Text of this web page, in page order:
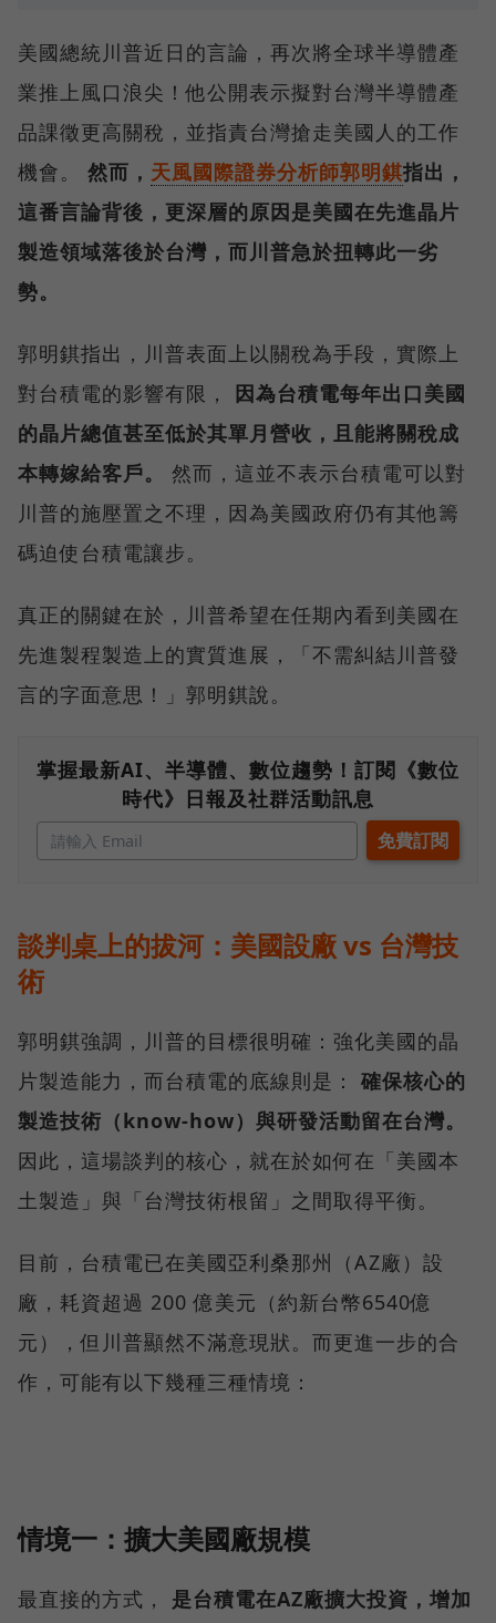
美國總統川普近日的言論，再次將全球半導體產
業推上風口浪尖！他公開表示擬對台灣半導體產
品課徵更高關稅，並指責台灣搶走美國人的工作
機會。 然而， 天風國際證券分析師郭明錤指出，
這番言論背後，更深層的原因是美國在先進晶片
製造領域落後於台灣，而川普急於扭轉此一劣
勢。
郭明錤指出，川普表面上以關稅為手段，實際上
對台積電的影響有限， 因為台積電每年出口美國
的晶片總值甚至低於其單月營收，且能將關稅成
本轉嫁給客戶。
然而，這並不表示台積電可以對
川普的施壓置之不理，因為美國政府仍有其他籌
碼迫使台積電讓步。
真正的關鍵在於，川普希望在任期內看到美國在
先進製程製造上的實質進展，「不需糾結川普發
言的字面意思！」郭明錤說。
掌握最新AI、半導體、數位趨勢！訂閱《數位
時代》日報及社群活動訊息
談判桌上的拔河：美國設廠 vs 台灣技
術
郭明錤強調，川普的目標很明確：強化美國的晶
片製造能力，而台積電的底線則是： 確保核心的
製造技術（know-how）與研發活動留在台灣。
因此，這場談判的核心，就在於如何在「美國本
土製造」與「台灣技術根留」之間取得平衡。
目前，台積電已在美國亞利桑那州（AZ廠）設
廠，耗資超過 200 億美元（約新台幣6540億
元），但川普顯然不滿意現狀。而更進一步的合
作，可能有以下幾種三種情境：
情境一：擴大美國廠規模
最直接的方式， 是台積電在AZ廠擴大投資，增加